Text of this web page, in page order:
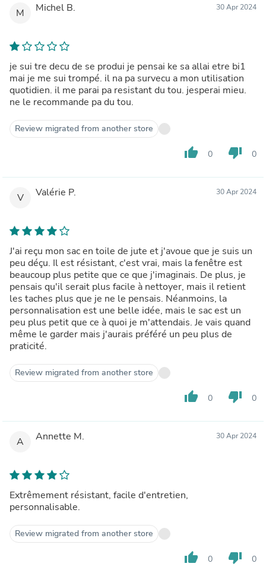
M Michel B. 30 Apr 2024
je sui tre decu de se produi je pensai ke sa allai etre bi1
mai je me sui trompé. il na pa survecu a mon utilisation
quotidien. il me parai pa resistant du tou. jesperai mieu.
ne le recommande pa du tou.
Review migrated from another store
thumb_up 0 thumb_down 0
V Valérie P. 30 Apr 2024
J'ai reçu mon sac en toile de jute et j'avoue que je suis un
peu déçu. Il est résistant, c'est vrai, mais la fenêtre est
beaucoup plus petite que ce que j'imaginais. De plus, je
pensais qu'il serait plus facile à nettoyer, mais il retient
les taches plus que je ne le pensais. Néanmoins, la
personnalisation est une belle idée, mais le sac est un
peu plus petit que ce à quoi je m'attendais. Je vais quand
même le garder mais j'aurais préféré un peu plus de
praticité.
Review migrated from another store
thumb_up 0 thumb_down 0
A Annette M. 30 Apr 2024
Extrêmement résistant, facile d'entretien,
personnalisable.
Review migrated from another store
thumb_up 0 thumb_down 0